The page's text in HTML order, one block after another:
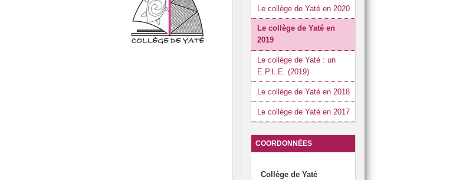
Le collège de Yaté en 2020
Le collège de Yaté en
2019
Le collège de Yaté : un
E.P.L.E. (2019)
Le collège de Yaté en 2018
Le collège de Yaté en 2017
COORDONNÉES
Collège de Yaté